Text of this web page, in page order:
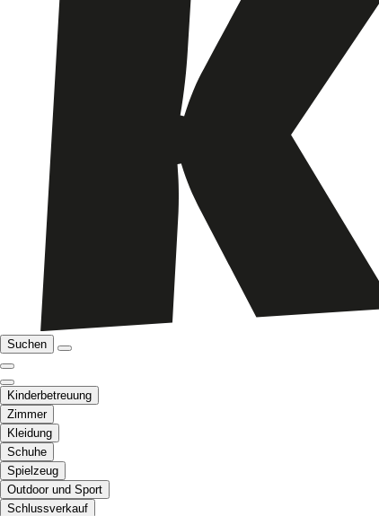
Suchen
Kinderbetreuung
Zimmer
Kleidung
Schuhe
Spielzeug
Outdoor und Sport
Schlussverkauf